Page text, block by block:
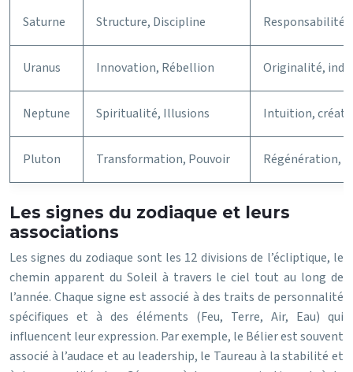
Saturne Structure, Discipline
Uranus Innovation, Rébellion Originalité,
Neptune Spiritualité, Illusions Intuition,
Pluton Transformation, Pouvoir Régénération,
Les signes du zodiaque et leurs
associations
Les signes du zodiaque sont les 12 divisions de l’écliptique, le
chemin apparent du Soleil à travers le ciel tout au long de
l’année. Chaque signe est associé à des traits de personnalité
spécifiques et à des éléments (Feu, Terre, Air, Eau) qui
influencent leur expression. Par exemple, le Bélier est souvent
associé à l’audace et au leadership, le Taureau à la stabilité et